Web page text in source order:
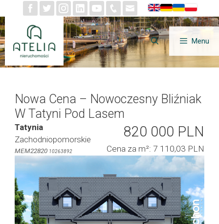
do
treści
Menu
Nowa Cena – Nowoczesny Bliźniak
W Tatyni Pod Lasem
Tatynia
Zachodniopomorskie
MEM22820 10263892
820 000 PLN
Cena za m²: 7 110,03 PLN